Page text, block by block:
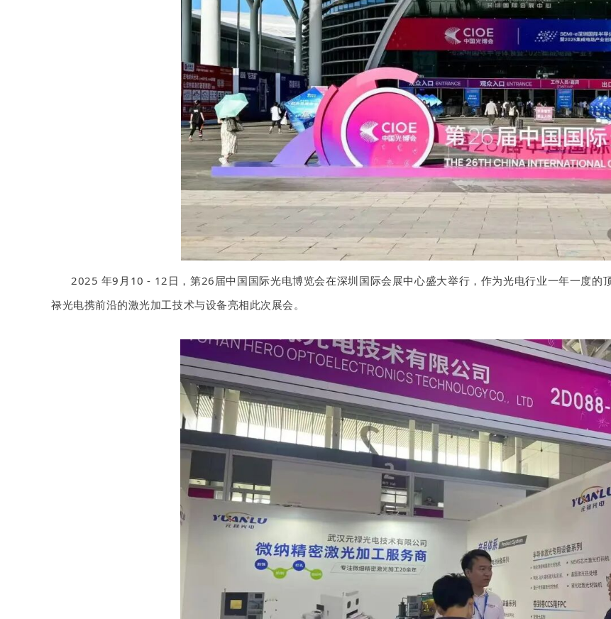
2025 年9月10 - 12日，第26届中国国际光电博览会在深圳国际会展中心盛大举行，作为光电行业一年一度
禄光电携前沿的激光加工技术与设备亮相此次展会。